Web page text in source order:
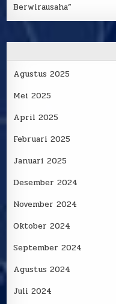
Berwirausaha”
Agustus 2025
Mei 2025
April 2025
Februari 2025
Januari 2025
Desember 2024
November 2024
Oktober 2024
September 2024
Agustus 2024
Juli 2024